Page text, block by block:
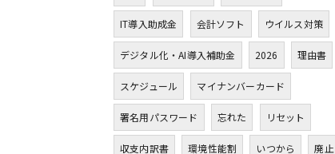
IT導入助成金 会計ソフト ウイルス対策
デジタル化・AI導入補助金 2026 理由書
スケジュール マイナンバーカード
署名用パスワード 忘れた リセット
収支内訳書 環境性能割 いつから 廃止